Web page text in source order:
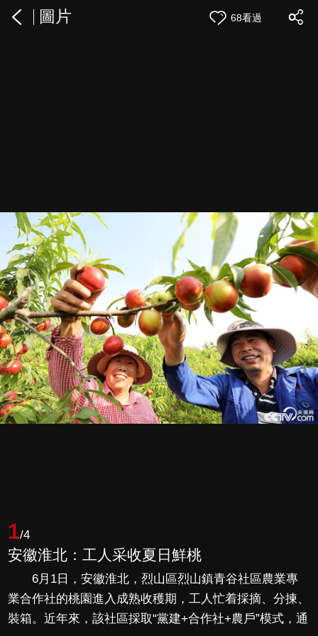
圖片 68看過
1/4
安徽淮北：工人采收夏日鮮桃
6月1日，安徽淮北，烈山區烈山鎮青谷社區農業專
業合作社的桃園進入成熟收穫期，工人忙着採摘、分揀、
裝箱。近年來，該社區採取“黨建+合作社+農戶”模式，通